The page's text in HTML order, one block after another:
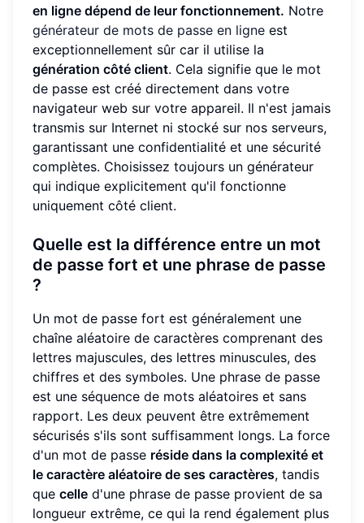
en ligne dépend de leur fonctionnement. Notre
générateur de mots de passe en ligne est
exceptionnellement sûr car il utilise la
génération côté client. Cela signifie que le mot
de passe est créé directement dans votre
navigateur web sur votre appareil. Il n'est jamais
transmis sur Internet ni stocké sur nos serveurs,
garantissant une confidentialité et une sécurité
complètes. Choisissez toujours un générateur
qui indique explicitement qu'il fonctionne
uniquement côté client.
Quelle est la différence entre un mot
de passe fort et une phrase de passe
?
Un mot de passe fort est généralement une
chaîne aléatoire de caractères comprenant des
lettres majuscules, des lettres minuscules, des
chiffres et des symboles. Une phrase de passe
est une séquence de mots aléatoires et sans
rapport. Les deux peuvent être extrêmement
sécurisés s'ils sont suffisamment longs. La force
d'un mot de passe réside dans la complexité et
le caractère aléatoire de ses caractères, tandis
que celle d'une phrase de passe provient de sa
longueur extrême, ce qui la rend également plus